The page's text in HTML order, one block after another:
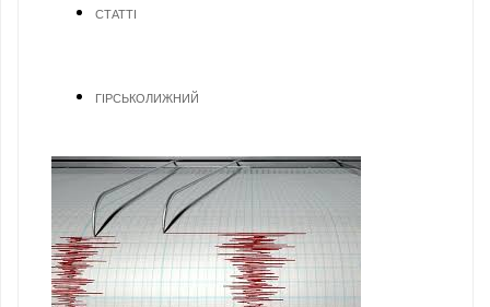
СТАТТІ
ГІРСЬКОЛИЖНИЙ